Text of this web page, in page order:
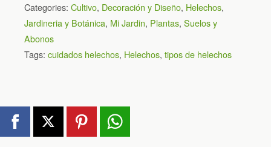
Categories: Cultivo, Decoración y Diseño, Helechos,
Jardineria y Botánica, Mi Jardin, Plantas, Suelos y
Abonos
Tags: cuidados helechos, Helechos, tipos de helechos